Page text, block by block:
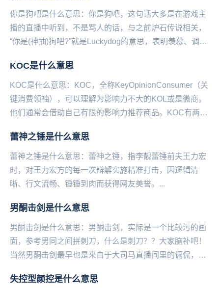
你是狗吧是什么意思：你是狗吧，这句话大多是在游戏主
播的直播中听到，不是骂人的话，与之前炉石传说相关，
“你是(神抽)狗吧?”就是Luckydog的意思，表明羡慕、调侃
KOC是什么意思
KOC是什么意思：KOC，全称KeyOpinionConsumer（关
键消费领袖），可以理解为影响力不大的KOL或是微商。
他们通常会借助自己有限的影响力推荐商品。KOC有两大
蕾神之锤是什么意思
蕾神之锤是什么意思：蕾神之锤，指李靓蕾锤前夫王力宏
时，对王力宏方的每一次辩解实施精准打击，因逻辑清‌‌‌‌‌‌‌‌‌
晰、行文流畅、锤锤到肉而获得网友美誉。...
男酮击剑是什么意思
男酮击剑是什么意思：男酮击剑，实际是一个比较污的画
面，参考男同之间拼刺刀，什么是刺刀？？大家脑补吧！
当然男酮击剑最早也是来自于大司马直播间里的调侃，而
是...
失控型颜控是什么意思